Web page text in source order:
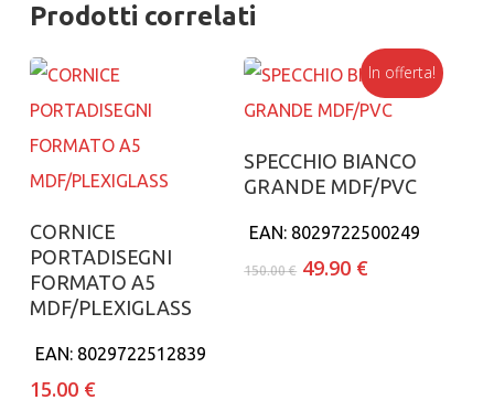
Prodotti correlati
Aggiungi al carrello
CORNICE
PORTADISEGNI
FORMATO A5
MDF/PLEXIGLASS
EAN: 8029722512839
15.00 €
In offerta!
Aggiungi al carrello
SPECCHIO BIANCO
GRANDE MDF/PVC
EAN: 8029722500249
150.00€ Il
49.90 €Il